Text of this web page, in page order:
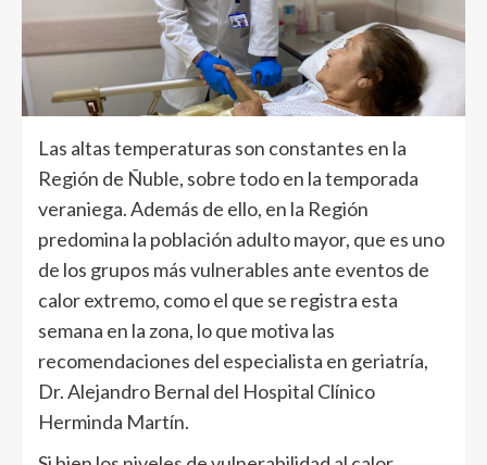
Las altas temperaturas son constantes en la
Región de Ñuble, sobre todo en la temporada
veraniega. Además de ello, en la Región
predomina la población adulto mayor, que es uno
de los grupos más vulnerables ante eventos de
calor extremo, como el que se registra esta
semana en la zona, lo que motiva las
recomendaciones del especialista en geriatría,
Dr. Alejandro Bernal del Hospital Clínico
Herminda Martín.